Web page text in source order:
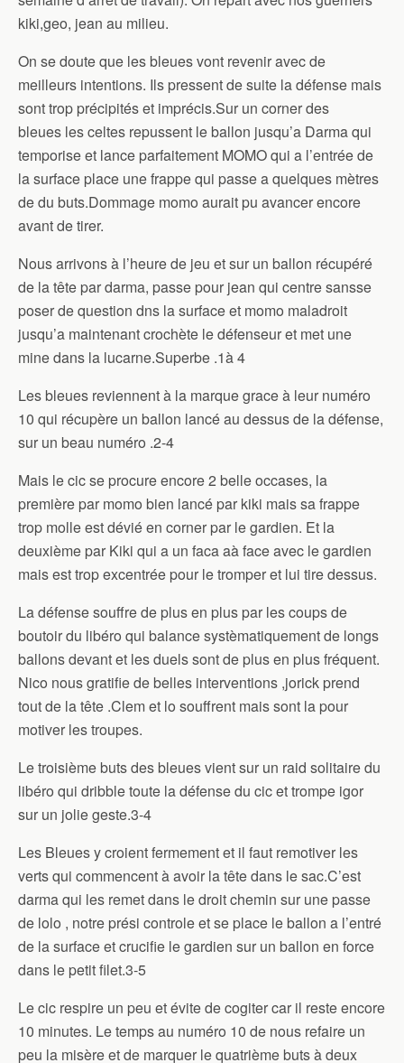
kiki,geo, jean au milieu.
On se doute que les bleues vont revenir avec de
meilleurs intentions. Ils pressent de suite la défense mais
sont trop précipités et imprécis.Sur un corner des
bleues les celtes repussent le ballon jusqu’a Darma qui
temporise et lance parfaitement MOMO qui a l’entrée de
la surface place une frappe qui passe a quelques mètres
de du buts.Dommage momo aurait pu avancer encore
avant de tirer.
Nous arrivons à l’heure de jeu et sur un ballon récupéré
de la tête par darma, passe pour jean qui centre sansse
poser de question dns la surface et momo maladroit
jusqu’a maintenant crochète le défenseur et met une
mine dans la lucarne.Superbe .1à 4
Les bleues reviennent à la marque grace à leur numéro
10 qui récupère un ballon lancé au dessus de la défense,
sur un beau numéro .2-4
Mais le cic se procure encore 2 belle occases, la
première par momo bien lancé par kiki mais sa frappe
trop molle est dévié en corner par le gardien. Et la
deuxième par Kiki qui a un faca aà face avec le gardien
mais est trop excentrée pour le tromper et lui tire dessus.
La défense souffre de plus en plus par les coups de
boutoir du libéro qui balance systèmatiquement de longs
ballons devant et les duels sont de plus en plus fréquent.
Nico nous gratifie de belles interventions ,jorick prend
tout de la tête .Clem et lo souffrent mais sont la pour
motiver les troupes.
Le troisième buts des bleues vient sur un raid solitaire du
libéro qui dribble toute la défense du cic et trompe igor
sur un jolie geste.3-4
Les Bleues y croient fermement et il faut remotiver les
verts qui commencent à avoir la tête dans le sac.C’est
darma qui les remet dans le droit chemin sur une passe
de lolo , notre prési controle et se place le ballon a l’entré
de la surface et crucifie le gardien sur un ballon en force
dans le petit filet.3-5
Le cic respire un peu et évite de cogiter car il reste encore
10 minutes. Le temps au numéro 10 de nous refaire un
peu la misère et de marquer le quatrième buts à deux